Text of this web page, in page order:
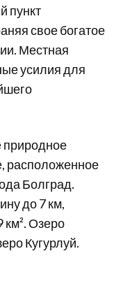
пункт
свое богатое
Местная
усилия для
природное
расположенное
Болград.
до 7 км,
км². Озеро
Кугурлуй.